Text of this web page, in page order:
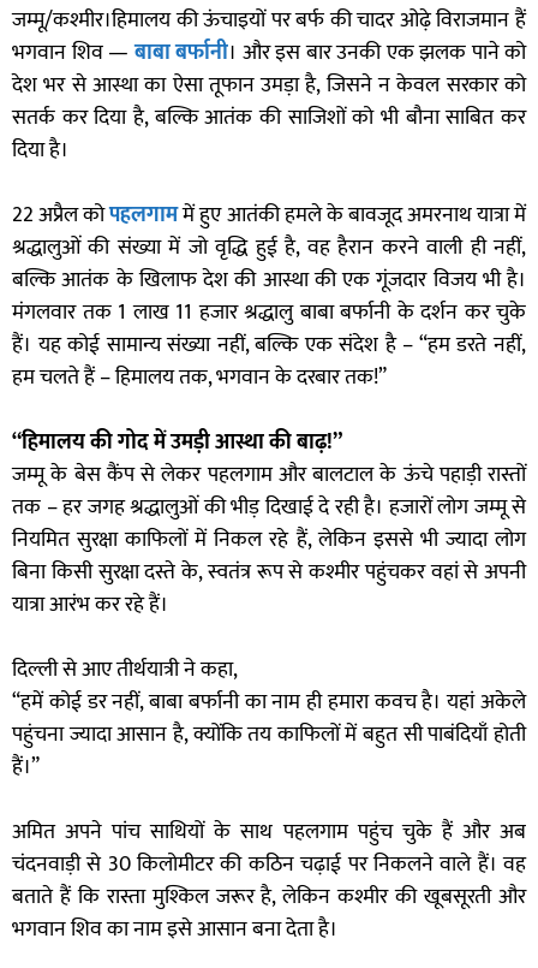
जम्मू/कश्मीर।हिमालय की ऊंचाइयों पर बर्फ की चादर ओढ़े विराजमान हैं
भगवान शिव —बाबा बर्फानी। और इस बार उनकी एक झलक पाने को
देश भर से आस्था का ऐसा तूफान उमड़ा है, जिसने न केवल सरकार को
सतर्क कर दिया है, बल्कि आतंक की साजिशों को भी बौना साबित कर
दिया है।
22 अप्रैल कोपहलगाममें हुए आतंकी हमले के बावजूद अमरनाथ यात्रा में
श्रद्धालुओं की संख्या में जो वृद्धि हुई है, वह हैरान करने वाली ही नहीं,
बल्कि आतंक के खिलाफ देश की आस्था की एक गूंजदार विजय भी है।
मंगलवार तक 1 लाख 11 हजार श्रद्धालु बाबा बर्फानी के दर्शन कर चुके
हैं। यह कोई सामान्य संख्या नहीं, बल्कि एक संदेश है – “हम डरते नहीं,
हम चलते हैं – हिमालय तक, भगवान के दरबार तक!”
“हिमालय की गोद में उमड़ी आस्था की बाढ़!”
जम्मू के बेस कैंप से लेकर पहलगाम और बालटाल के ऊंचे पहाड़ी रास्तों
तक – हर जगह श्रद्धालुओं की भीड़ दिखाई दे रही है। हजारों लोग जम्मू से
नियमित सुरक्षा काफिलों में निकल रहे हैं, लेकिन इससे भी ज्यादा लोग
बिना किसी सुरक्षा दस्ते के, स्वतंत्र रूप से कश्मीर पहुंचकर वहां से अपनी
यात्रा आरंभ कर रहे हैं।
दिल्ली से आए तीर्थयात्री ने कहा,
“हमें कोई डर नहीं, बाबा बर्फानी का नाम ही हमारा कवच है। यहां अकेले
पहुंचना ज्यादा आसान है, क्योंकि तय काफिलों में बहुत सी पाबंदियाँ होती
हैं।”
अमित अपने पांच साथियों के साथ पहलगाम पहुंच चुके हैं और अब
चंदनवाड़ी से 30 किलोमीटर की कठिन चढ़ाई पर निकलने वाले हैं। वह
बताते हैं कि रास्ता मुश्किल जरूर है, लेकिन कश्मीर की खूबसूरती और
भगवान शिव का नाम इसे आसान बना देता है।